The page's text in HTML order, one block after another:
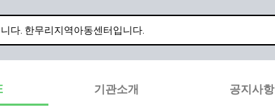
기관소개 공지사항